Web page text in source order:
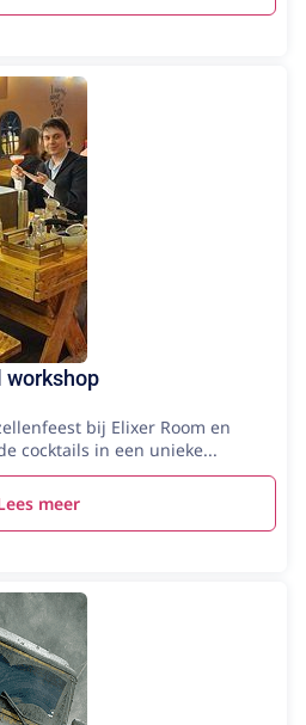
workshop
bij Elixer Room en
cocktails in een unieke...
meer